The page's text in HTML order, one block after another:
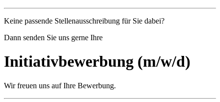
Keine passende Stellenausschreibung für Sie dabei?
Dann senden Sie uns gerne Ihre
Initiativbewerbung (m/w/d)
Wir freuen uns auf Ihre Bewerbung.